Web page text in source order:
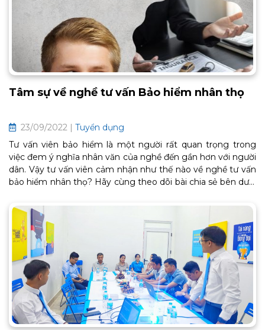
Tâm sự về nghề tư vấn Bảo hiểm nhân thọ
23/09/2022 |
Tuyển dụng
Tư vấn viên bảo hiểm là một người rất quan trọng trong
việc đem ý nghĩa nhân văn của nghề đến gần hơn với người
dân. Vậy tư vấn viên cảm nhận như thế nào về nghề tư vấn
bảo hiểm nhân thọ? Hãy cùng theo dõi bài chia sẻ bên dưới
Hà Nội nhé các bạn!